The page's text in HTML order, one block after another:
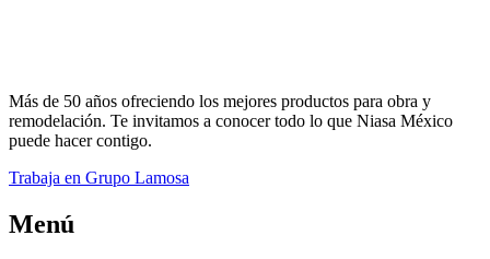
Más de 50 años ofreciendo los mejores productos para obra y
remodelación. Te invitamos a conocer todo lo que Niasa México
puede hacer contigo.
Trabaja en Grupo Lamosa
Menú